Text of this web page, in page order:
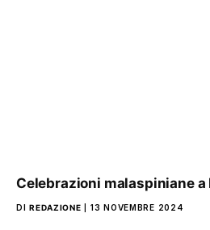
Celebrazioni malaspiniane a
DI REDAZIONE 13 NOVEMBRE 2024